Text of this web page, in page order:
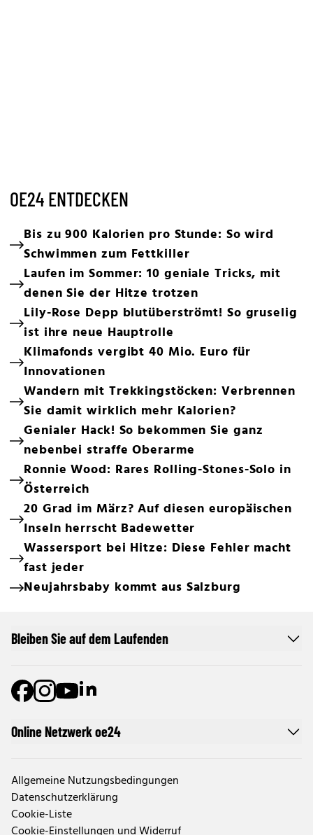
OE24 ENTDECKEN
Bis zu 900 Kalorien pro Stunde: So wird
Schwimmen zum Fettkiller
Laufen im Sommer: 10 geniale Tricks, mit
denen Sie der Hitze trotzen
Lily-Rose Depp blutüberströmt! So gruselig
ist ihre neue Hauptrolle
Klimafonds vergibt 40 Mio. Euro für
Innovationen
Wandern mit Trekkingstöcken: Verbrennen
Sie damit wirklich mehr Kalorien?
Genialer Hack! So bekommen Sie ganz
nebenbei straffe Oberarme
Ronnie Wood: Rares Rolling-Stones-Solo in
Österreich
20 Grad im März? Auf diesen europäischen
Inseln herrscht Badewetter
Wassersport bei Hitze: Diese Fehler macht
fast jeder
Neujahrsbaby kommt aus Salzburg
Online Netzwerk oe24
Allgemeine Nutzungsbedingungen
Datenschutzerklärung
Cookie-Liste
Bleiben Sie auf dem Laufenden